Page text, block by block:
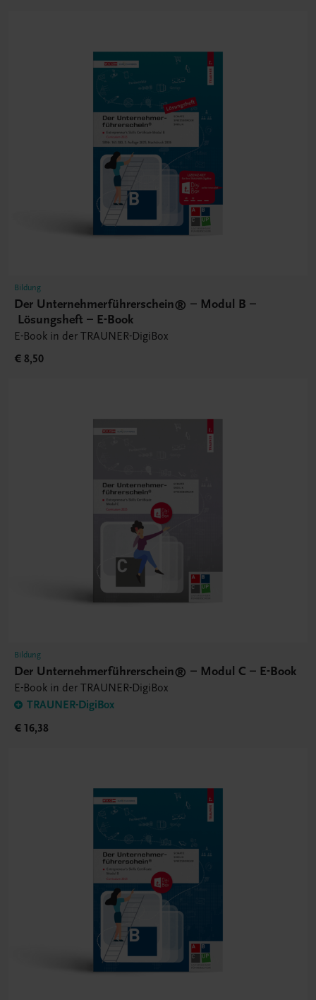
Bildung
Der Unternehmerführerschein® – Modul B –
Lösungsheft – E-Book
E-Book in der TRAUNER-DigiBox
€ 8,50
Bildung
Der Unternehmerführerschein® – Modul C – E-Book
E-Book in der TRAUNER-DigiBox
TRAUNER-DigiBox
€ 16,38